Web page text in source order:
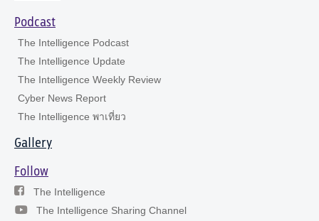
Podcast
The Intelligence Podcast
The Intelligence Update
The Intelligence Weekly Review
Cyber News Report
The Intelligence พาเที่ยว
Gallery
Follow
The Intelligence
The Intelligence Sharing Channel